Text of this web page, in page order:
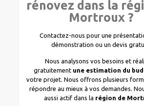
rénovez dans la
Mortroux ?
Contactez-nous pour une
démonstration ou un devis
Nous analysons vos besoins et
gratuitement une estimation du
votre projet. Nous offrons plusieurs
répondre au mieux à vos demandes.
aussi actif dans la région de